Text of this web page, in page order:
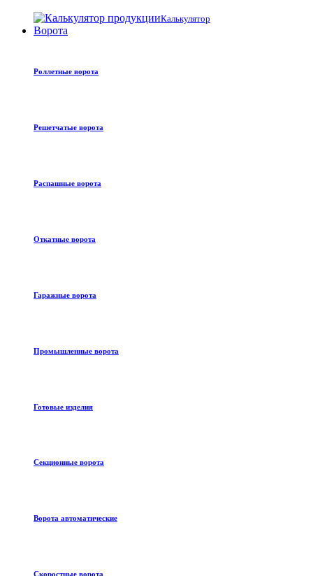
Калькулятор
Ворота
Роллетные ворота
Решетчатые ворота
Распашные ворота
Откатные ворота
Гаражные ворота
Промышленные ворота
Готовые изделия
Секционные ворота
Ворота автоматические
Скоростные ворота